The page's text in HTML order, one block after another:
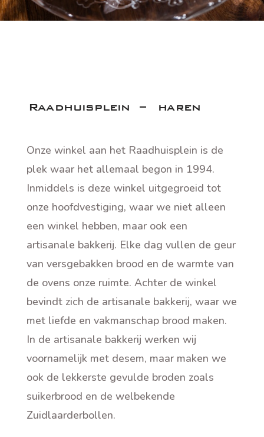
Raadhuisplein – haren
Onze winkel aan het Raadhuisplein is de
plek waar het allemaal begon in 1994.
Inmiddels is deze winkel uitgegroeid tot
onze hoofdvestiging, waar we niet alleen
een winkel hebben, maar ook een
artisanale bakkerij. Elke dag vullen de geur
van versgebakken brood en de warmte van
de ovens onze ruimte. Achter de winkel
bevindt zich de artisanale bakkerij, waar we
met liefde en vakmanschap brood maken.
In de artisanale bakkerij werken wij
voornamelijk met desem, maar maken we
ook de lekkerste gevulde broden zoals
suikerbrood en de welbekende
Zuidlaarderbollen.